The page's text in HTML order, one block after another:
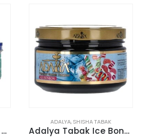
Aqua Mentha – Aqua Watermelon 200g
ADALYA,SHISHA TABAK
Adalya Tabak Ice Bonbon 200g